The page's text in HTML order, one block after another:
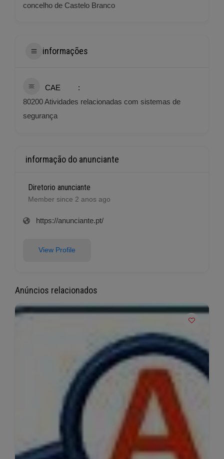
concelho de Castelo Branco
informações
CAE
80200 Atividades relacionadas com sistemas de
segurança
informação do anunciante
Diretorio anunciante
Member since 2 anos ago
https://anunciante.pt/
View Profile
Anúncios relacionados